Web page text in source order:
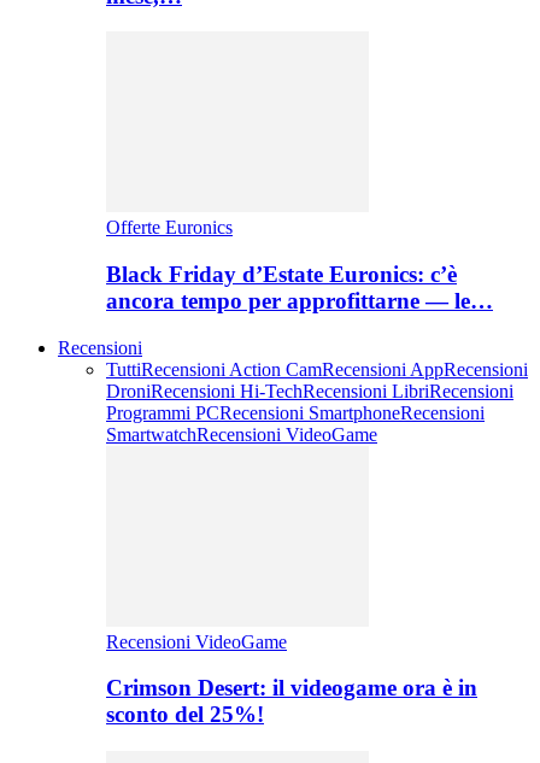
Offerte Euronics
Black Friday d’Estate Euronics: c’è
ancora tempo per approfittarne — le…
Recensioni
TuttiRecensioni Action CamRecensioni AppRecensioni
DroniRecensioni Hi-TechRecensioni LibriRecensioni
Programmi PCRecensioni SmartphoneRecensioni
SmartwatchRecensioni VideoGame
Recensioni VideoGame
Crimson Desert: il videogame ora è in
sconto del 25%!